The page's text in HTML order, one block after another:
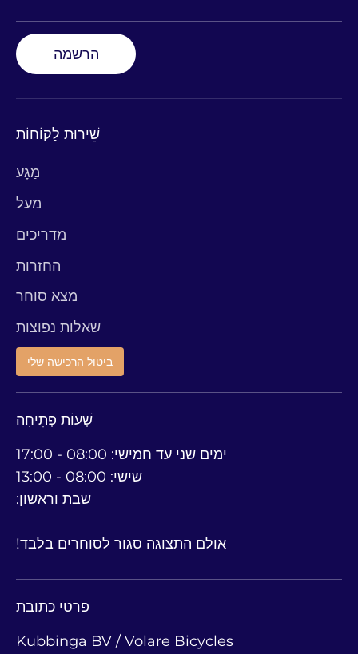
הרשמה
שֵׁירוּת לָקוֹחוֹת
מַגָע
מעל
מדריכים
החזרות
מצא סוחר
שאלות נפוצות
ביטול הרכישה שלי
שְׁעוֹת פְּתִיחָה
ימים שני עד חמישי: 08:00 - 17:00
שישי: 08:00 - 13:00
שבת וראשון:
אולם התצוגה סגור לסוחרים בלבד!
פרטי כתובת
Kubbinga BV / Volare Bicycles